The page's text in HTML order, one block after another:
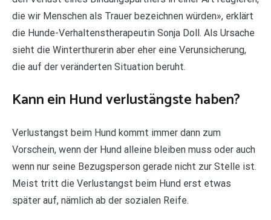
die wir Menschen als Trauer bezeichnen würden», erklärt
die Hunde-Verhaltenstherapeutin Sonja Doll. Als Ursache
sieht die Winterthurerin aber eher eine Verunsicherung,
die auf der veränderten Situation beruht.
Kann ein Hund verlustängste haben?
Verlustangst beim Hund kommt immer dann zum
Vorschein, wenn der Hund alleine bleiben muss oder auch
wenn nur seine Bezugsperson gerade nicht zur Stelle ist.
Meist tritt die Verlustangst beim Hund erst etwas
später auf, nämlich ab der sozialen Reife.